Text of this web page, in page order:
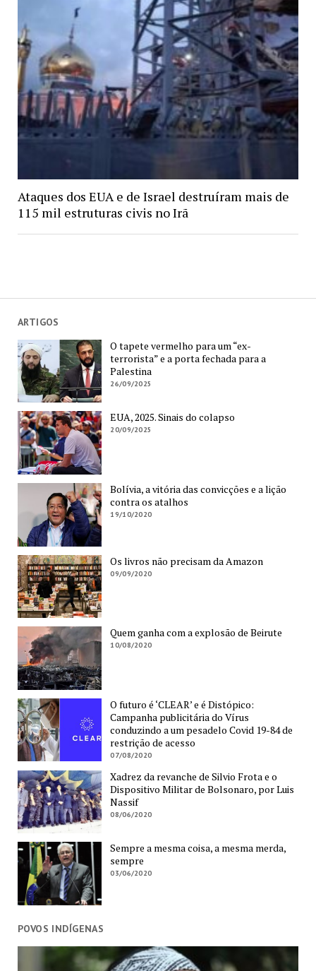
Ataques dos EUA e de Israel destruíram mais de
115 mil estruturas civis no Irã
ARTIGOS
O tapete vermelho para um “ex-
terrorista” e a porta fechada para a
Palestina
26/09/2025
EUA, 2025. Sinais do colapso
20/09/2025
Bolívia, a vitória das convicções e a lição
contra os atalhos
19/10/2020
Os livros não precisam da Amazon
09/09/2020
Quem ganha com a explosão de Beirute
10/08/2020
O futuro é ‘CLEAR’ e é Distópico:
Campanha publicitária do Vírus
conduzindo a um pesadelo Covid 19-84 de
restrição de acesso
07/08/2020
Xadrez da revanche de Silvio Frota e o
Dispositivo Militar de Bolsonaro, por Luis
Nassif
08/06/2020
Sempre a mesma coisa, a mesma merda,
sempre
03/06/2020
POVOS INDÍGENAS